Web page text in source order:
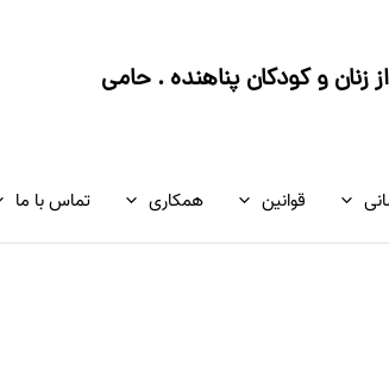
زنان و کودکان پناهنده . حامی
قوانین همکاری تماس با ما